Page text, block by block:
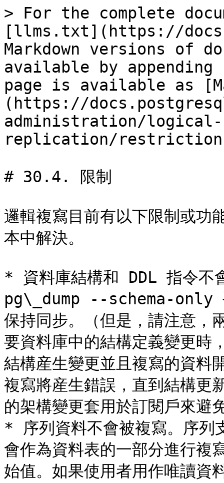
> For the complete
[llms.txt](https://
Markdown versions of
available by
page is available as
(https://
administration/logical-
replication/
# 30.4. 限制
邏輯複寫目前有以下限制或功
本中解決。
* 資料庫結構和 DDL 指令不
pg\_dump --schema-only
保持同步。（但是，請注意，
要資料庫中的結構定義變更時
結構産生變更並且複寫的資料
複寫將産生錯誤，直到結構更
的架構變更套用於訂閱戶來避
* 序列資料不會被複寫。序列
會作為資料表的一部分進行複
始值。如果使用者用作唯讀資